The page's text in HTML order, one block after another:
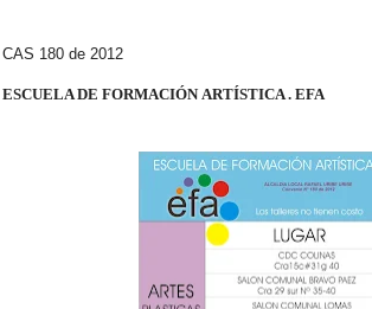
CAS 180 de 2012
ESCUELA DE FORMACIÓN ARTÍSTICA . EFA